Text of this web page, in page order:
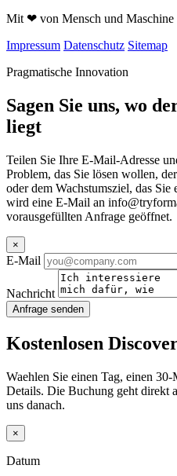
Mit ❤ von Mensch und
Impressum Datenschutz Sitemap
Pragmatische Innovation
Sagen Sie uns, wo
liegt
Teilen Sie Ihre E-Mail-Adresse
Problem, das Sie lösen wollen,
oder dem Wachstumsziel, das
wird eine E-Mail an
vorausgefüllten Anfrage geöffnet.
×
E-Mail
Nachricht
Anfrage senden
Kostenlosen
Waehlen Sie einen Tag, einen
Details. Die Buchung geht direkt
uns danach.
×
Datum